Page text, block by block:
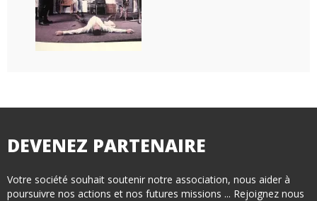
DEVENEZ PARTENAIRE
Votre société souhait soutenir notre association, nous aider à
poursuivre nos actions et nos futures missions ... Rejoignez nous